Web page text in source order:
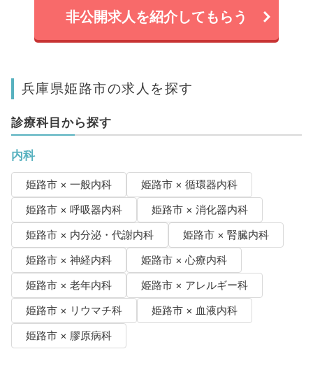
非公開求人を紹介してもらう
兵庫県姫路市の求人を探す
診療科目から探す
内科
姫路市 × 一般内科
姫路市 × 循環器内科
姫路市 × 呼吸器内科
姫路市 × 消化器内科
姫路市 × 内分泌・代謝内科
姫路市 × 腎臓内科
姫路市 × 神経内科
姫路市 × 心療内科
姫路市 × 老年内科
姫路市 × アレルギー科
姫路市 × リウマチ科
姫路市 × 血液内科
姫路市 × 膠原病科